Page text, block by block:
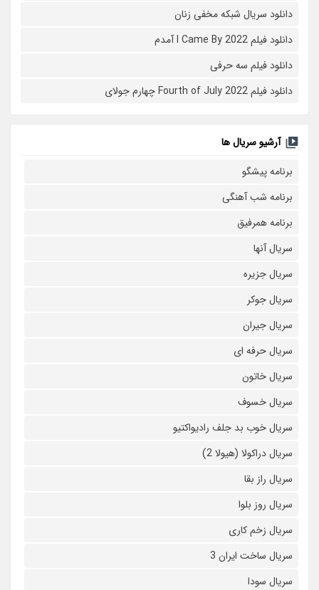
دانلود سریال شبکه مخفی زنان
دانلود فیلم I Came By 2022 آمدم
دانلود فیلم سه حرفی
دانلود فیلم Fourth of July 2022 چهارم جولای
آرشیو سریال ها
برنامه پیشگو
برنامه شب آهنگی
برنامه همرفیق
سریال آنها
سریال جزیره
سریال جوکر
سریال جیران
سریال حرفه ای
سریال خاتون
سریال خسوف
سریال خوب بد جلف رادیواکتیو
سریال دراکولا (هیولا 2)
سریال راز بقا
سریال روز بلوا
سریال زخم کاری
سریال ساخت ایران 3
سریال سودا